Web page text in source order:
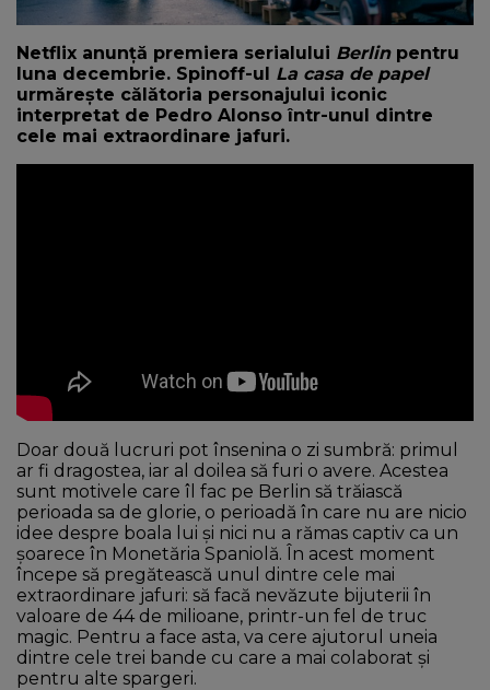
Netflix anunță premiera serialului Berlinpentru
luna decembrie. Spinoff-ul La casa de papel
urmărește călătoria personajului iconic
interpretat de Pedro Alonso într-unul dintre
cele mai extraordinare jafuri.
Doar două lucruri pot însenina o zi sumbră: primul
ar fi dragostea, iar al doilea să furi o avere. Acestea
sunt motivele care îl fac pe Berlin să trăiască
perioada sa de glorie, o perioadă în care nu are nicio
idee despre boala lui și nici nu a rămas captiv ca un
șoarece în Monetăria Spaniolă. În acest moment
începe să pregătească unul dintre cele mai
extraordinare jafuri: să facă nevăzute bijuterii în
valoare de 44 de milioane, printr-un fel de truc
magic. Pentru a face asta, va cere ajutorul uneia
dintre cele trei bande cu care a mai colaborat și
pentru alte spargeri.